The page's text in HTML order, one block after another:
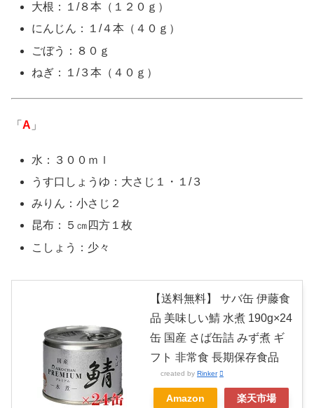
大根：１/８本（１２０ｇ）
にんじん：１/４本（４０ｇ）
ごぼう：８０ｇ
ねぎ：１/３本（４０ｇ）
「 A 」
水：３００ｍｌ
うす口しょうゆ：大さじ１・１/３
みりん：小さじ２
昆布：５㎝四方１枚
こしょう：少々
【送料無料】 サバ缶 伊藤食
品 美味しい鯖 水煮 190g×24
缶 国産 さば缶詰 みず煮 ギ
フト 非常食 長期保存食品
created by Rinker
Amazon 楽天市場